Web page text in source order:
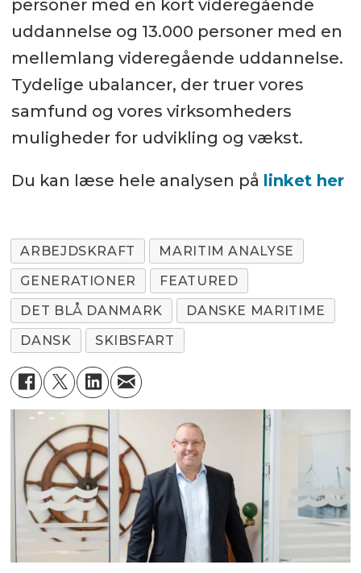
personer med en kort videregående
uddannelse og 13.000 personer med en
mellemlang videregående uddannelse.
Tydelige ubalancer, der truer vores
samfund og vores virksomheders
muligheder for udvikling og vækst.
Du kan læse hele analysen på linket her
ARBEJDSKRAFT
MARITIM ANALYSE
GENERATIONER
FEATURED
DET BLÅ DANMARK
DANSKE MARITIME
DANSK
SKIBSFART